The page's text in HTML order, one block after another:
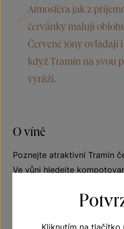
Atmosféra jak z
červánky malují
Červené tóny ovládají
když Tramín na svou
vyráží.
O víně
Poznejte atraktivní Tramín
Ve vůni hledejte
zbytkového cukru je víno
Kliknutím na tlačítko